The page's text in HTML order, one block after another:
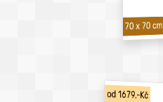
70 x 70 cm
od 1679,-Kč